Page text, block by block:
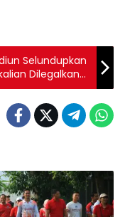
Selundupkan
Dilegalkan